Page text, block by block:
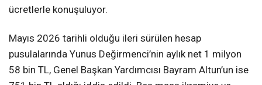
ücretlerle konuşuluyor.
Mayıs 2026 tarihli olduğu ileri sürülen hesap
pusulalarında Yunus Değirmenci’nin aylık net 1 milyon
58 bin TL, Genel Başkan Yardımcısı Bayram Altun’un ise